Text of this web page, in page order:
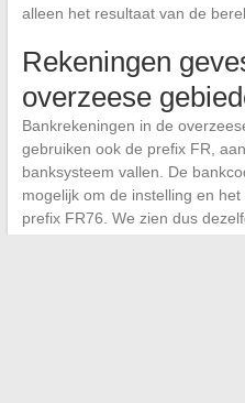
alleen het resultaat van de
Rekeningen
overzeese
Bankrekeningen in de
gebruiken ook de prefix FR,
banksysteem vallen. De
mogelijk om de instelling en
prefix FR76. We zien dus